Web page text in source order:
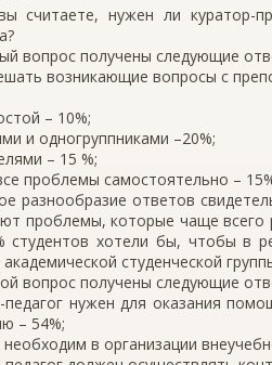
считаете, нужен ли куратор-
вопрос получены следующие
возникающие вопросы с
– 10%;
и одногруппниками –20%;
– 15 %;
проблемы самостоятельно –
разнообразие ответов
проблемы, которые чаще
студентов хотели бы, чтобы в
студенческой
вопрос получены следующие
педагог нужен для оказания
– 54%;
необходим в организации